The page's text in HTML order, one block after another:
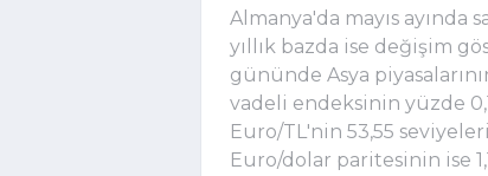
Almanya'da mayıs ayında
yıllık bazda ise değişim
gününde Asya
vadeli endeksinin yüzde
Euro/TL'nin 53,55
Euro/dolar paritesinin ise